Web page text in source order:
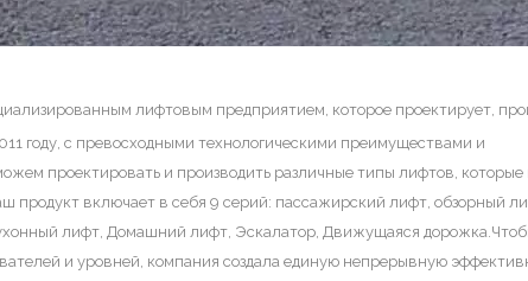
лифтовым предприятием, которое проектирует,
году, с превосходными технологическими преимуществами и
проектировать и производить различные типы лифтов, которые
продукт включает в себя 9 серий: пассажирский лифт, обзорный
лифт, Домашний лифт, Эскалатор, Движущаяся
и уровней, компания создала единую непрерывную